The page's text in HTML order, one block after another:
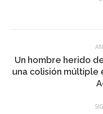
entre
Un hombre herido
una colisión múltiple